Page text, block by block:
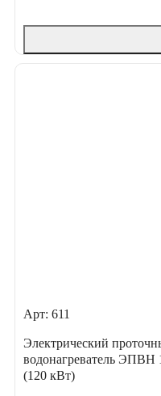
Арт: 611
Электрический
водонагреватель ЭПВН
(120 кВт)